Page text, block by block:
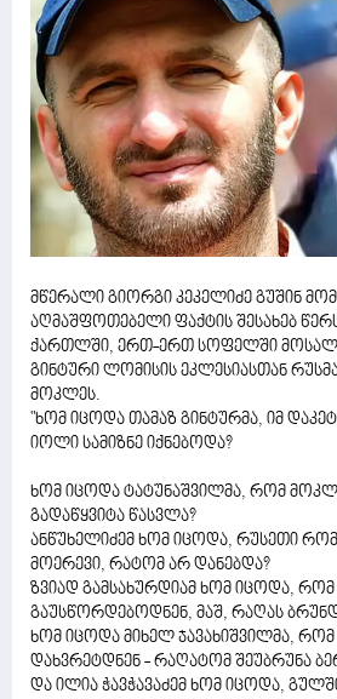
მწერალი გიორგი კეკელიძე გუშინ
აღმაშფოთებელი ფაქტის შესახებ
ქართლში, ერთ-ერთ სოფელში
გინტური ლომისის ეკლესიასთან
მოკლეს.
"ხომ იცოდა თამაზ გინტურმა, იმ
იოლი სამიზნე იქნებოდა?
ხომ იცოდა ტატუნაშვილმა, რომ
გადაწყვიტა წასვლა?
ანწუხელიძემ ხომ იცოდა, რუსეთი
მოერევი, რატომ არ დანებდა?
ზვიად გამსახურდიამ ხომ იცოდა,
გაუსწორდებოდნენ, მაშ, რაღას
ხომ იცოდა მიხელ ჯავახიშვილმა, რომ
დახვრეტდნენ - რაღატომ შეუბრუნა
და ილია ჭავჭავაძემ ხომ იცოდა,